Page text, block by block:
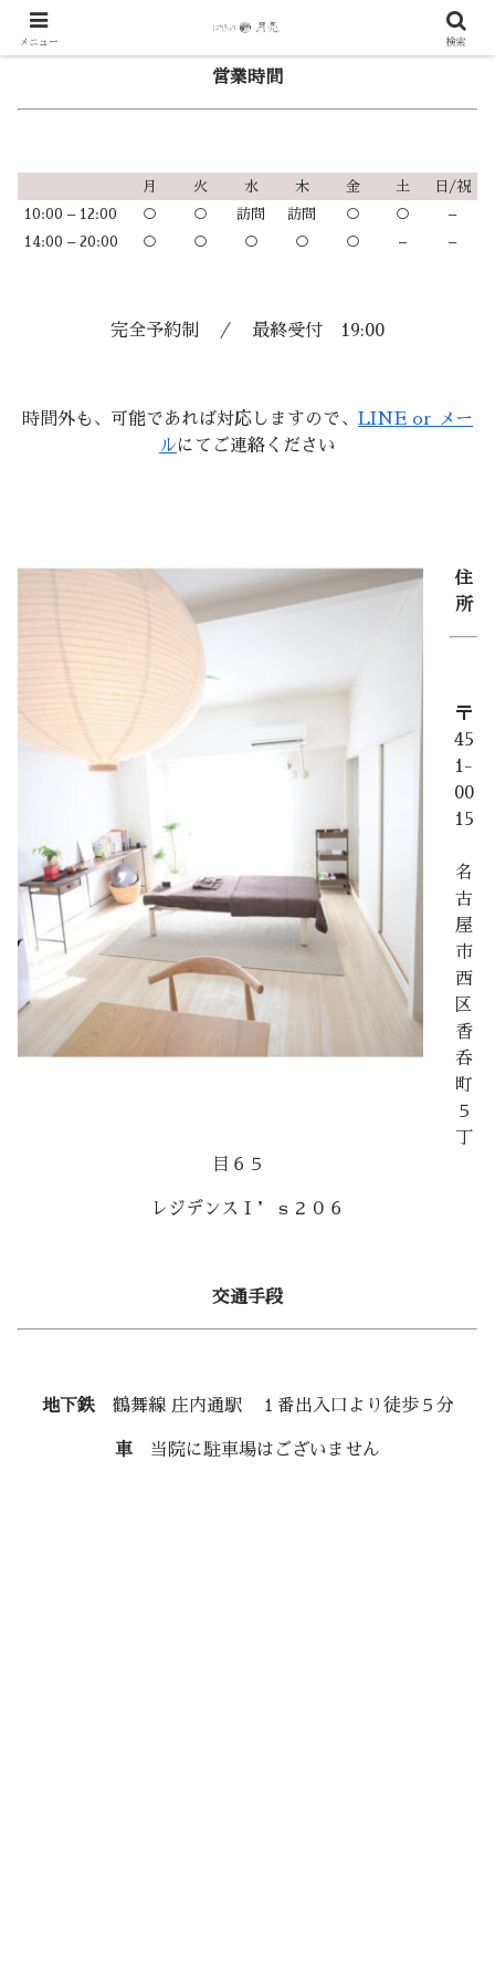
営業時間
月 火 水 木 金 土
日/祝
10:00 – 12:00
○ ○ 訪問 訪問 ○ ○
–
14:00 – 20:00
○ ○ ○ ○ ○ – –
完全予約制 ／ 最終受付 19:00
時間外も、可能であれば対応しますので、
LINE or メー
ルにてご連絡ください
住
所
〒
45
1-
00
15
名
古
屋
市
西
区
香
呑
町
５
目６５
レジデンスＩ’ｓ２０６
交通手段
地下鉄 鶴舞線 庄内通駅 １番出入口より徒歩５分
車 当院に駐車場はございません
メニュー 検索